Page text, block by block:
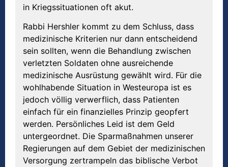
in Kriegssituationen oft akut.
Rabbi Hershler kommt zu dem Schluss, dass
medizinische Kriterien nur dann entscheidend
sein sollten, wenn die Behandlung zwischen
verletzten Soldaten ohne ausreichende
medizinische Ausrüstung gewählt wird. Für die
wohlhabende Situation in Westeuropa ist es
jedoch völlig verwerflich, dass Patienten
einfach für ein finanzielles Prinzip geopfert
werden. Persönliches Leid ist dem Geld
untergeordnet. Die Sparmaßnahmen unserer
Regierungen auf dem Gebiet der medizinischen
Versorgung zertrampeln das biblische Verbot